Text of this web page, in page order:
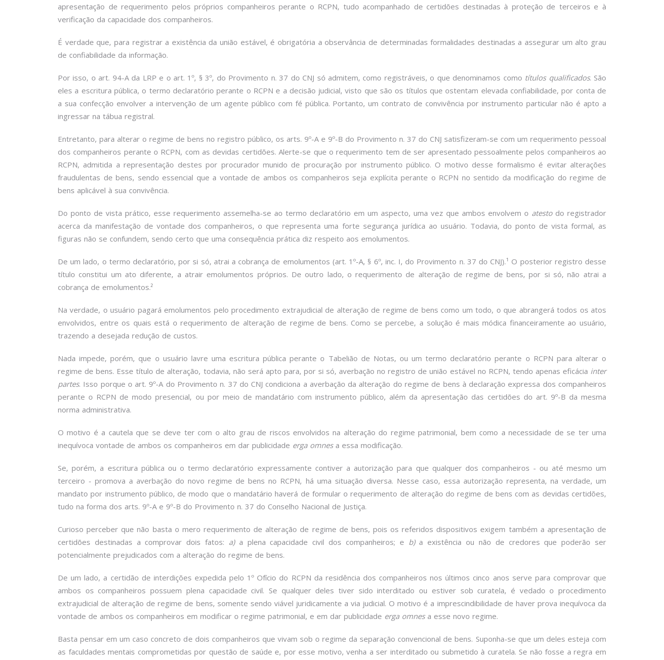
apresentação de requerimento pelos próprios companheiros perante o RCPN, tudo acompanhado de certidões destinadas à proteção de terceiros e à
verificação da capacidade dos companheiros.
É verdade que, para registrar a existência da união estável, é obrigatória a observância de determinadas formalidades destinadas a assegurar um alto grau
de confiabilidade da informação.
Por isso, o art. 94-A da LRP e o art. 1º, § 3º, do Provimento n. 37 do CNJ só admitem, como registráveis, o que denominamos como títulos qualificados. São
eles a escritura pública, o termo declaratório perante o RCPN e a decisão judicial, visto que são os títulos que ostentam elevada confiabilidade, por conta de
a sua confecção envolver a intervenção de um agente público com fé pública. Portanto, um contrato de convivência por instrumento particular não é apto a
ingressar na tábua registral.
Entretanto, para alterar o regime de bens no registro público, os arts. 9º-A e 9º-B do Provimento n. 37 do CNJ satisfizeram-se com um requerimento pessoal
dos companheiros perante o RCPN, com as devidas certidões. Alerte-se que o requerimento tem de ser apresentado pessoalmente pelos companheiros ao
RCPN, admitida a representação destes por procurador munido de procuração por instrumento público. O motivo desse formalismo é evitar alterações
fraudulentas de bens, sendo essencial que a vontade de ambos os companheiros seja explícita perante o RCPN no sentido da modificação do regime de
bens aplicável à sua convivência.
Do ponto de vista prático, esse requerimento assemelha-se ao termo declaratório em um aspecto, uma vez que ambos envolvem o atesto do registrador
acerca da manifestação de vontade dos companheiros, o que representa uma forte segurança jurídica ao usuário. Todavia, do ponto de vista formal, as
figuras não se confundem, sendo certo que uma consequência prática diz respeito aos emolumentos.
De um lado, o termo declaratório, por si só, atrai a cobrança de emolumentos (art. 1º-A, § 6º, inc. I, do Provimento n. 37 do CNJ).¹ O posterior registro desse
título constitui um ato diferente, a atrair emolumentos próprios. De outro lado, o requerimento de alteração de regime de bens, por si só, não atrai a
cobrança de emolumentos.²
Na verdade, o usuário pagará emolumentos pelo procedimento extrajudicial de alteração de regime de bens como um todo, o que abrangerá todos os atos
envolvidos, entre os quais está o requerimento de alteração de regime de bens. Como se percebe, a solução é mais módica financeiramente ao usuário,
trazendo a desejada redução de custos.
Nada impede, porém, que o usuário lavre uma escritura pública perante o Tabelião de Notas, ou um termo declaratório perante o RCPN para alterar o
regime de bens. Esse título de alteração, todavia, não será apto para, por si só, averbação no registro de união estável no RCPN, tendo apenas eficácia inter
partes. Isso porque o art. 9º-A do Provimento n. 37 do CNJ condiciona a averbação da alteração do regime de bens à declaração expressa dos companheiros
perante o RCPN de modo presencial, ou por meio de mandatário com instrumento público, além da apresentação das certidões do art. 9º-B da mesma
norma administrativa.
O motivo é a cautela que se deve ter com o alto grau de riscos envolvidos na alteração do regime patrimonial, bem como a necessidade de se ter uma
inequívoca vontade de ambos os companheiros em dar publicidade erga omnesa essa modificação.
Se, porém, a escritura pública ou o termo declaratório expressamente contiver a autorização para que qualquer dos companheiros - ou até mesmo um
terceiro - promova a averbação do novo regime de bens no RCPN, há uma situação diversa. Nesse caso, essa autorização representa, na verdade, um
mandato por instrumento público, de modo que o mandatário haverá de formular o requerimento de alteração do regime de bens com as devidas certidões,
tudo na forma dos arts. 9º-A e 9º-B do Provimento n. 37 do Conselho Nacional de Justiça.
Curioso perceber que não basta o mero requerimento de alteração de regime de bens, pois os referidos dispositivos exigem também a apresentação de
certidões destinadas a comprovar dois fatos: a)a plena capacidade civil dos companheiros; e b)a existência ou não de credores que poderão ser
potencialmente prejudicados com a alteração do regime de bens.
De um lado, a certidão de interdições expedida pelo 1º Ofício do RCPN da residência dos companheiros nos últimos cinco anos serve para comprovar que
ambos os companheiros possuem plena capacidade civil. Se qualquer deles tiver sido interditado ou estiver sob curatela, é vedado o procedimento
extrajudicial de alteração de regime de bens, somente sendo viável juridicamente a via judicial. O motivo é a imprescindibilidade de haver prova inequívoca da
vontade de ambos os companheiros em modificar o regime patrimonial, e em dar publicidade erga omnes a esse novo regime.
Basta pensar em um caso concreto de dois companheiros que vivam sob o regime da separação convencional de bens. Suponha-se que um deles esteja com
as faculdades mentais comprometidas por questão de saúde e, por esse motivo, venha a ser interditado ou submetido à curatela. Se não fosse a regra em